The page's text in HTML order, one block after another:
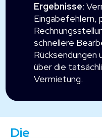
Ergebnisse:
Eingabefehlern,
schnellere
Rücksendungen
über die
Vermietung.
Die